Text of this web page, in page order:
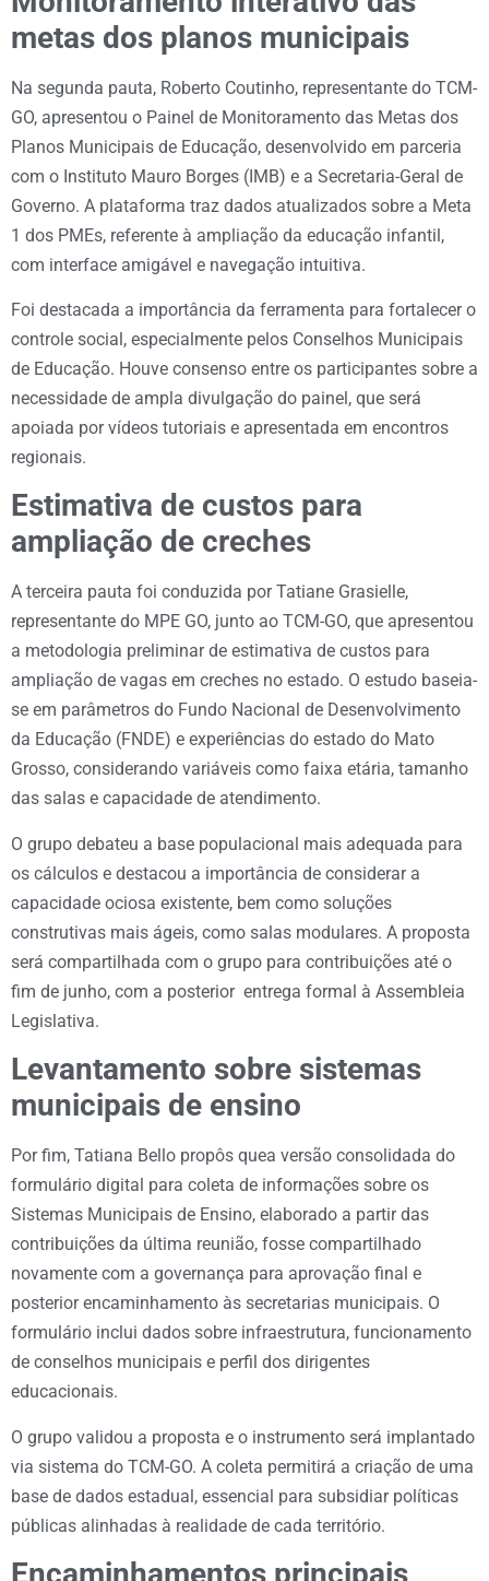
metas dos planos municipais
Na segunda pauta, Roberto Coutinho, representante do TCM-
GO, apresentou o Painel de Monitoramento das Metas dos
Planos Municipais de Educação, desenvolvido em parceria
com o Instituto Mauro Borges (IMB) e a Secretaria-Geral de
Governo. A plataforma traz dados atualizados sobre a Meta
1 dos PMEs, referente à ampliação da educação infantil,
com interface amigável e navegação intuitiva.
Foi destacada a importância da ferramenta para fortalecer o
controle social, especialmente pelos Conselhos Municipais
de Educação. Houve consenso entre os participantes sobre a
necessidade de ampla divulgação do painel, que será
apoiada por vídeos tutoriais e apresentada em encontros
regionais.
Estimativa de custos para
ampliação de creches
A terceira pauta foi conduzida por Tatiane Grasielle,
representante do MPE GO, junto ao TCM-GO, que apresentou
a metodologia preliminar de estimativa de custos para
ampliação de vagas em creches no estado. O estudo baseia-
se em parâmetros do Fundo Nacional de Desenvolvimento
da Educação (FNDE) e experiências do estado do Mato
Grosso, considerando variáveis como faixa etária, tamanho
das salas e capacidade de atendimento.
O grupo debateu a base populacional mais adequada para
os cálculos e destacou a importância de considerar a
capacidade ociosa existente, bem como soluções
construtivas mais ágeis, como salas modulares. A proposta
será compartilhada com o grupo para contribuições até o
fim de junho, com a posterior entrega formal à Assembleia
Legislativa.
Levantamento sobre sistemas
municipais de ensino
Por fim, Tatiana Bello propôs quea versão consolidada do
formulário digital para coleta de informações sobre os
Sistemas Municipais de Ensino, elaborado a partir das
contribuições da última reunião, fosse compartilhado
novamente com a governança para aprovação final e
posterior encaminhamento às secretarias municipais. O
formulário inclui dados sobre infraestrutura, funcionamento
de conselhos municipais e perfil dos dirigentes
educacionais.
O grupo validou a proposta e o instrumento será implantado
via sistema do TCM-GO. A coleta permitirá a criação de uma
base de dados estadual, essencial para subsidiar políticas
públicas alinhadas à realidade de cada território.